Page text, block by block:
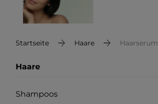
Startseite Haare Haarserum
Haare
Shampoos